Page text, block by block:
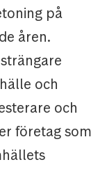
på
åren.
och
och
företag som